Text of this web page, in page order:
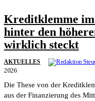
Kreditklemme
hinter den
wirklich steckt
AKTUELLES
2026
Die These von der
aus der Finanzierung des